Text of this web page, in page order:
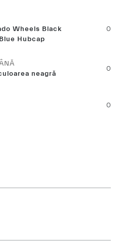
Wheels Black
Hubcap
0
neagră
0
0